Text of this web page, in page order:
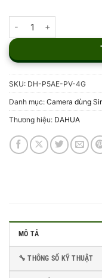
SKU: DH-P5AE-PV-4G
Danh mục: Camera dùng
Thương hiệu: DAHUA
MÔ TẢ
🔧 THÔNG SỐ KỸ THUẬT